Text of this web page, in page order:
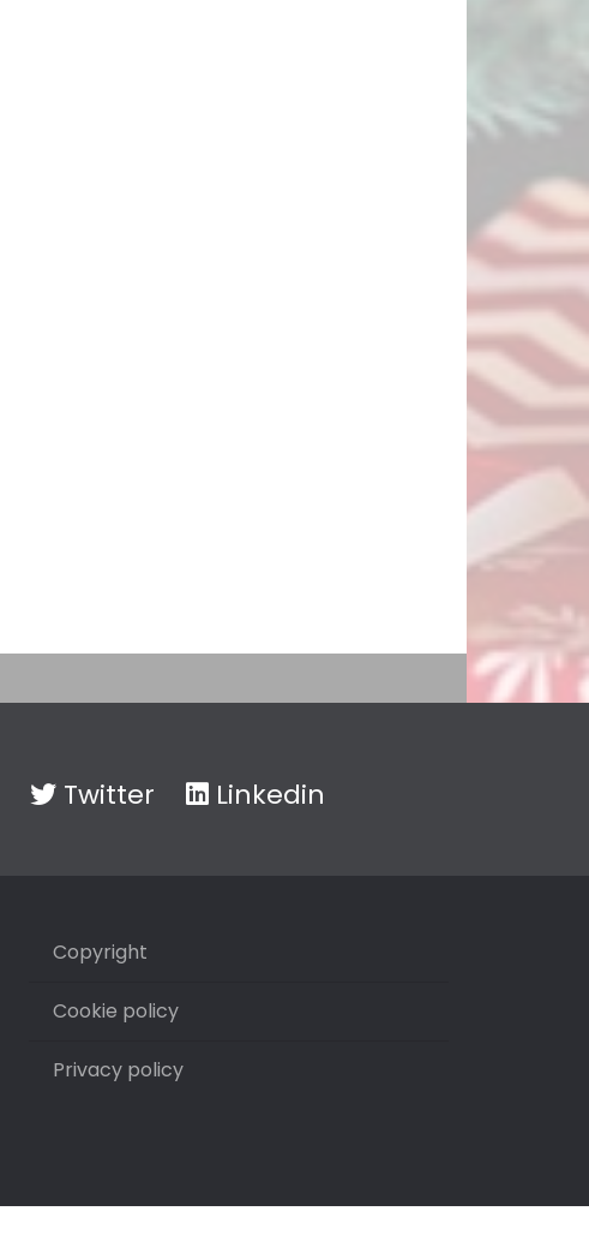
Twitter Linkedin
Copyright
Cookie policy
Privacy policy